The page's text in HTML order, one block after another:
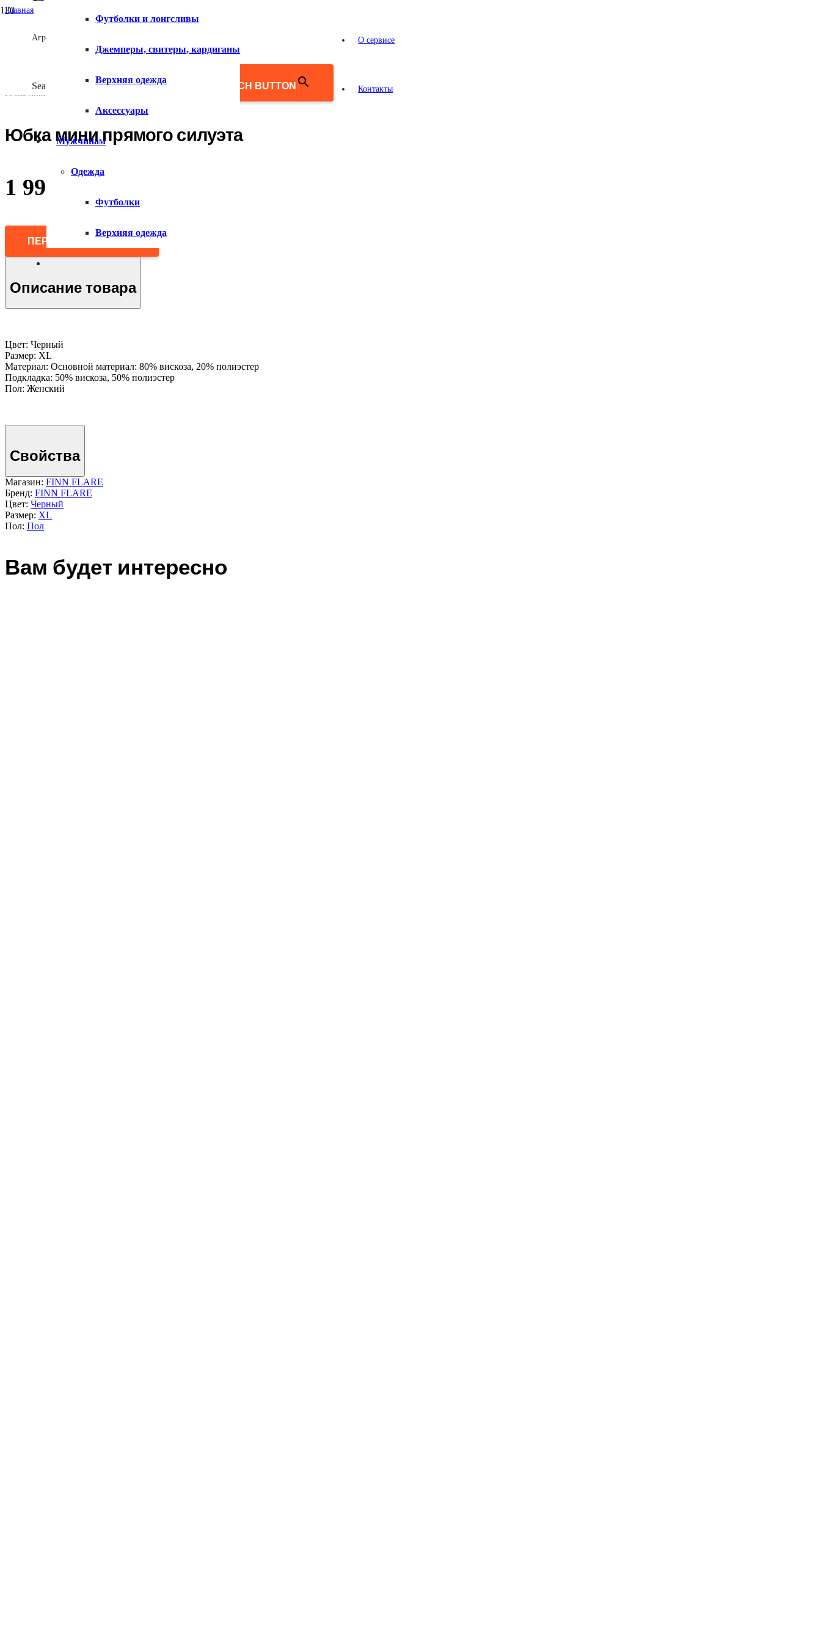
Агрегатор товаров
Search for: SEARCH BUTTON
О сервисе
Контакты
Футболки и лонгсливы
Джемперы, свитеры, кардиганы
Верхняя одежда
Аксессуары
Мужчинам
Одежда
Футболки
Верхняя одежда
Главная
Юбка мини прямого силуэта
1 990
ПЕРЕЙТИ В МАГАЗИН
Описание товара
Цвет: Черный
Размер: XL
Материал: Основной материал: 80% вискоза, 20% полиэстер
Подкладка: 50% вискоза, 50% полиэстер
Пол: Женский
Свойства
Магазин: FINN FLARE
Бренд: FINN FLARE
Цвет: Черный
Размер: XL
Пол: Пол
Вам будет интересно